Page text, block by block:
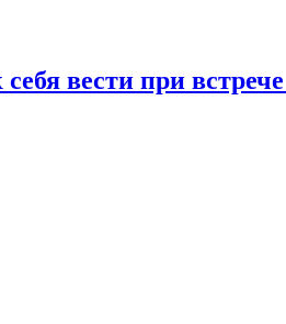
себя вести при